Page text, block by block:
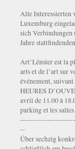
Alle Interessierten
Luxemburg
sich
Jahre
Art’Lënster est la
arts et de l’art sur
événement,
HEURES
avril de 11.00 à
parking et les
--
Über sechzig